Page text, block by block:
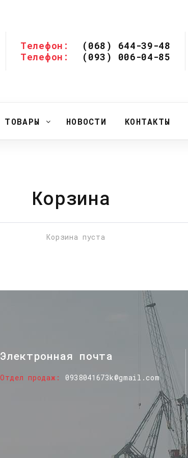
Телефон:
(068) 644-39-48
Телефон:
(093) 006-04-85
ТОВАРЫ НОВОСТИ КОНТАКТЫ
Корзина
Корзина пуста
Электронная почта
Отдел продаж 0938041673k@gmail.com